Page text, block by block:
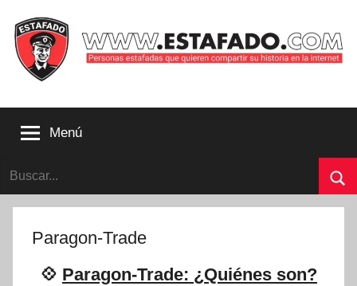
contenido
que
compartir
su
internet
Menú
Buscar:
Paragon-Trade
💠 Paragon-Trade: ¿Quiénes son?